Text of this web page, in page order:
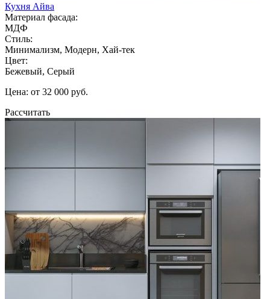
Кухня Айва
Материал фасада:
МДФ
Стиль:
Минимализм, Модерн, Хай-тек
Цвет:
Бежевый, Серый
Цена: от 32 000 руб.
Рассчитать